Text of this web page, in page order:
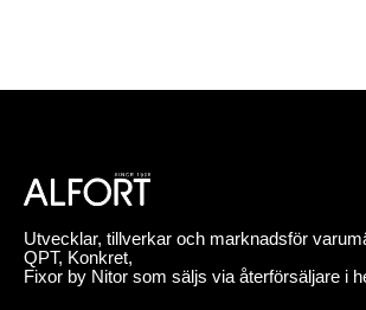
Utvecklar, tillverkar och marknadsför
QPT, Konkret,
Fixor by Nitor som säljs via återförsäljare i